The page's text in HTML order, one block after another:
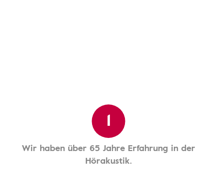
1
Wir haben über 65 Jahre Erfahrung in der
Hörakustik.